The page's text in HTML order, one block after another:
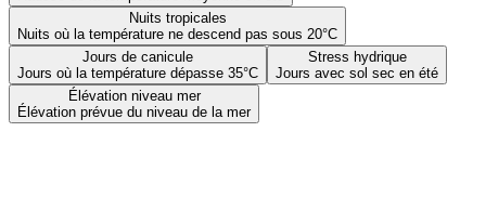
Nuits tropicales
Nuits où la température ne descend pas sous 20°C
Jours de canicule
Jours où la température dépasse 35°C
Stress hydrique
Jours avec sol sec en été
Élévation niveau mer
Élévation prévue du niveau de la mer